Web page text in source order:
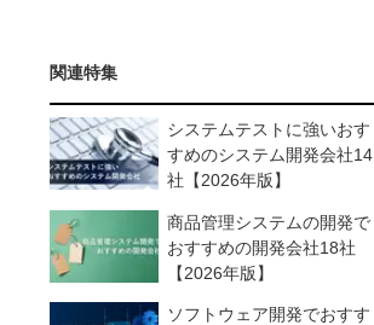
関連特集
システムテストに強いおす
すめのシステム開発会社14
社【2026年版】
商品管理システムの開発で
おすすめの開発会社18社
【2026年版】
ソフトウェア開発でおすす